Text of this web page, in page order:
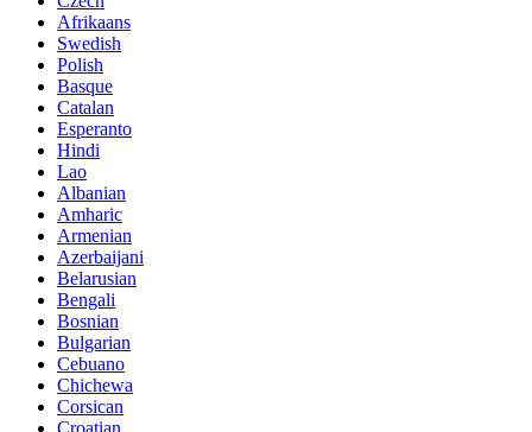
Afrikaans
Swedish
Polish
Basque
Catalan
Esperanto
Hindi
Lao
Albanian
Amharic
Armenian
Azerbaijani
Belarusian
Bengali
Bosnian
Bulgarian
Cebuano
Chichewa
Corsican
Croatian